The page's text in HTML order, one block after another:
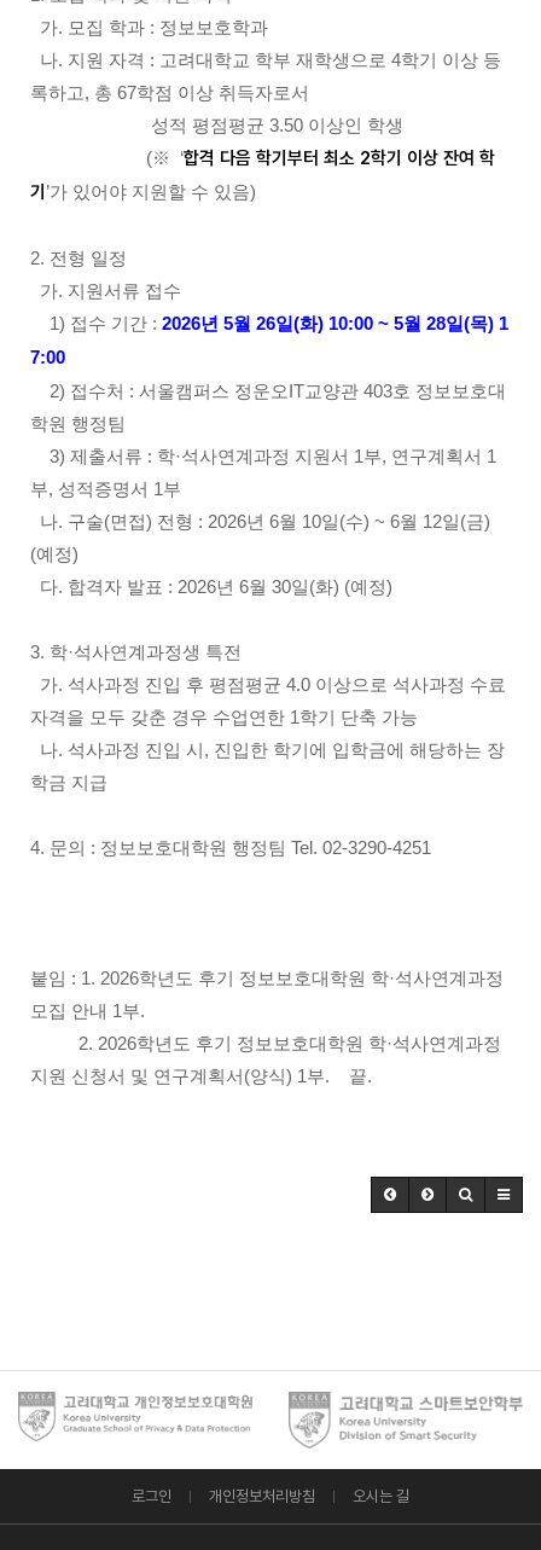
가. 모집 학과 : 정보보호학과
나. 지원 자격 : 고려대학교 학부 재학생으로 4학기 이상 등
록하고, 총 67학점 이상 취득자로서
성적 평점평균 3.50 이상인 학생
(※ ‘합격 다음 학기부터 최소 2학기 이상 잔여 학
기 ’가 있어야 지원할 수 있음)
2. 전형 일정
가. 지원서류 접수
1) 접수 기간 : 2026년 5월 26일(화) 10:00 ~ 5월 28일(목) 1
7:00
2) 접수처 : 서울캠퍼스 정운오IT교양관 403호 정보보호대
학원 행정팀
3) 제출서류 : 학·석사연계과정 지원서 1부, 연구계획서 1
부, 성적증명서 1부
나. 구술(면접) 전형 : 2026년 6월 10일(수) ~ 6월 12일(금)
(예정)
다. 합격자 발표 : 2026년 6월 30일(화) (예정)
3. 학·석사연계과정생 특전
가. 석사과정 진입 후 평점평균 4.0 이상으로 석사과정 수료
자격을 모두 갖춘 경우 수업연한 1학기 단축 가능
나. 석사과정 진입 시, 진입한 학기에 입학금에 해당하는 장
학금 지급
4. 문의 : 정보보호대학원 행정팀 Tel. 02-3290-4251
붙임 : 1. 2026학년도 후기 정보보호대학원 학·석사연계과정
모집 안내 1부.
2. 2026학년도 후기 정보보호대학원 학·석사연계과정
지원 신청서 및 연구계획서(양식) 1부. 끝.
로그인 개인정보처리방침 오시는 길